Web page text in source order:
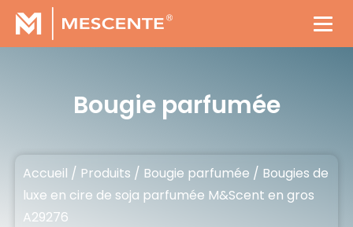
Bougie parfumée
Accueil / Produits / Bougie parfumée / Bougies de
luxe en cire de soja parfumée M&Scent en gros
A29276